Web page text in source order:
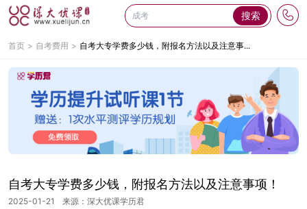
搜索
首页 自考费用 自考大专学费多少钱，附报名方法以及注意事...
自考大专学费多少钱，附报名方法以及注意事项！
2025-01-21 来源：深大优课学历君